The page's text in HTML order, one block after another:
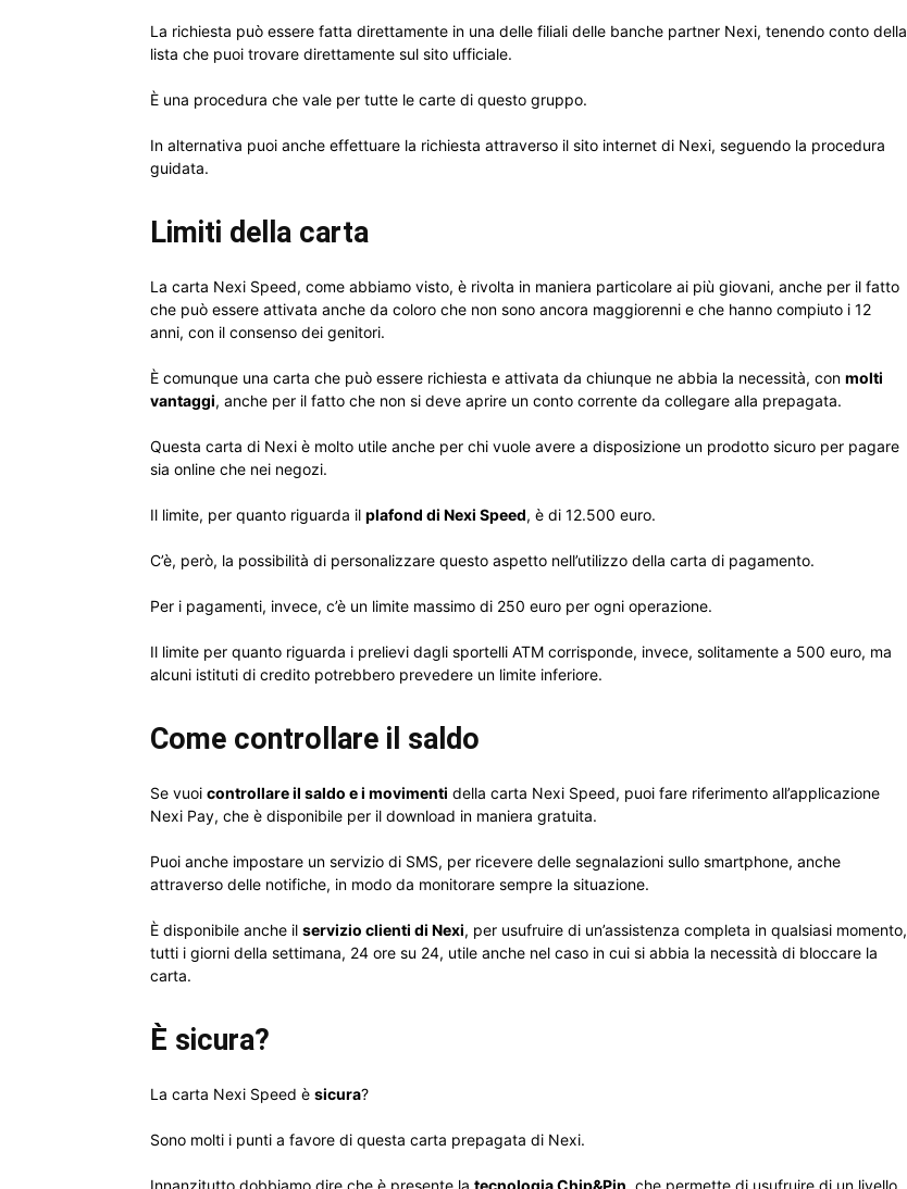
La richiesta può essere fatta direttamente in una delle filiali delle banche partner Nexi, tenendo conto della
lista che puoi trovare direttamente sul sito ufficiale.
È una procedura che vale per tutte le carte di questo gruppo.
In alternativa puoi anche effettuare la richiesta attraverso il sito internet di Nexi, seguendo la procedura
guidata.
Limiti della carta
La carta Nexi Speed, come abbiamo visto, è rivolta in maniera particolare ai più giovani, anche per il fatto
che può essere attivata anche da coloro che non sono ancora maggiorenni e che hanno compiuto i 12
anni, con il consenso dei genitori.
È comunque una carta che può essere richiesta e attivata da chiunque ne abbia la necessità, con molti
vantaggi, anche per il fatto che non si deve aprire un conto corrente da collegare alla prepagata.
Questa carta di Nexi è molto utile anche per chi vuole avere a disposizione un prodotto sicuro per pagare
sia online che nei negozi.
Il limite, per quanto riguarda il plafond di Nexi Speed, è di 12.500 euro.
C’è, però, la possibilità di personalizzare questo aspetto nell’utilizzo della carta di pagamento.
Per i pagamenti, invece, c’è un limite massimo di 250 euro per ogni operazione.
Il limite per quanto riguarda i prelievi dagli sportelli ATM corrisponde, invece, solitamente a 500 euro, ma
alcuni istituti di credito potrebbero prevedere un limite inferiore.
Come controllare il saldo
Se vuoi controllare il saldo e i movimenti della carta Nexi Speed, puoi fare riferimento all’applicazione
Nexi Pay, che è disponibile per il download in maniera gratuita.
Puoi anche impostare un servizio di SMS, per ricevere delle segnalazioni sullo smartphone, anche
attraverso delle notifiche, in modo da monitorare sempre la situazione.
È disponibile anche il servizio clienti di Nexi, per usufruire di un’assistenza completa in qualsiasi momento,
tutti i giorni della settimana, 24 ore su 24, utile anche nel caso in cui si abbia la necessità di bloccare la
carta.
È sicura?
La carta Nexi Speed è sicura?
Sono molti i punti a favore di questa carta prepagata di Nexi.
Innanzitutto dobbiamo dire che è presente la tecnologia Chip&Pin , che permette di usufruire di un livello